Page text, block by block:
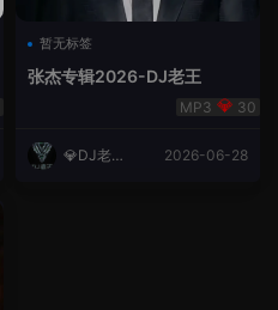
暂无标签
张杰专辑2026-DJ老王
30
💎DJ老王
2026-06-28